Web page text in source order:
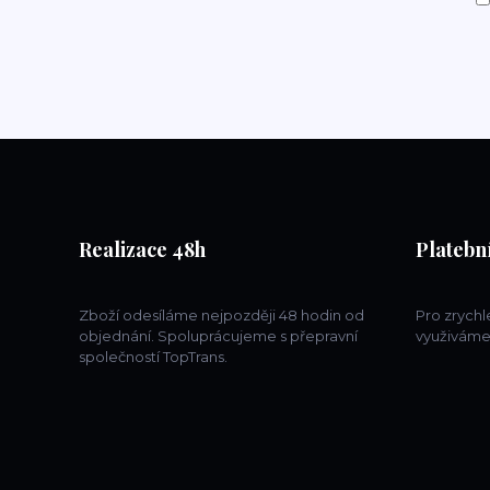
Realizace 48h
Zboží odesíláme nejpozději 48 hodin od
objednání. Spoluprácujeme s přepravní
společností TopTrans.
Pro